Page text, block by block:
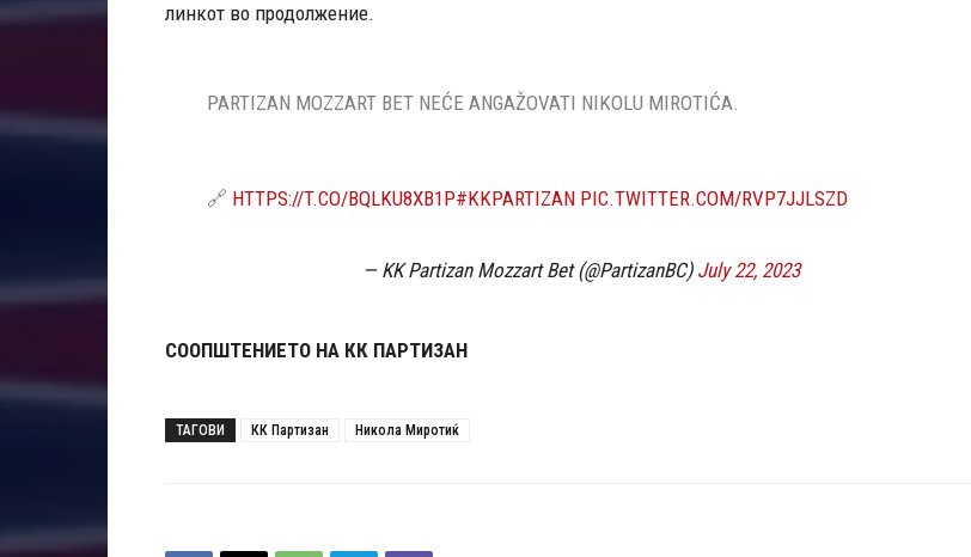
линкот во продолжение.
PARTIZAN MOZZART BET NEĆE ANGAŽOVATI NIKOLU MIROTIĆA.
🔗 HTTPS://T.CO/BQLKU8XB1P#KKPARTIZAN PIC.TWITTER.COM/RVP7JJLSZD
— KK Partizan Mozzart Bet (@PartizanBC) July 22, 2023
СООПШТЕНИЕТО НА КК ПАРТИЗАН
ТАГОВИ КК Партизан Никола Миротиќ